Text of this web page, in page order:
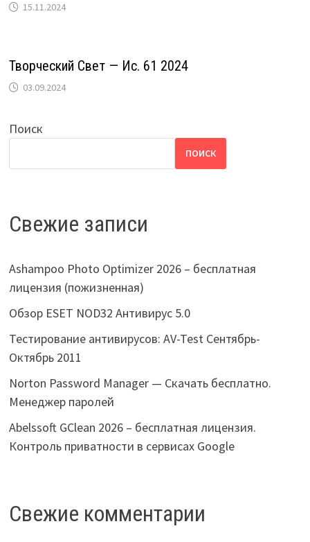
15.11.2024
Творческий Свет — Ис. 61 2024
03.09.2024
Поиск
ПОИСК
Свежие записи
Ashampoo Photo Optimizer 2026 – бесплатная
лицензия (пожизненная)
Обзор ESET NOD32 Антивирус 5.0
Тестирование антивирусов: AV-Test Сентябрь-
Октябрь 2011
Norton Password Manager — Скачать бесплатно.
Менеджер паролей
Abelssoft GClean 2026 – бесплатная лицензия.
Контроль приватности в сервисах Google
Свежие комментарии